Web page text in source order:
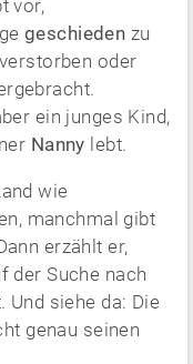
vor,
geschieden zu
oder
ein junges Kind,
Nanny lebt.
wie
manchmal gibt
erzählt er,
der Suche nach
siehe da: Die
genau seinen